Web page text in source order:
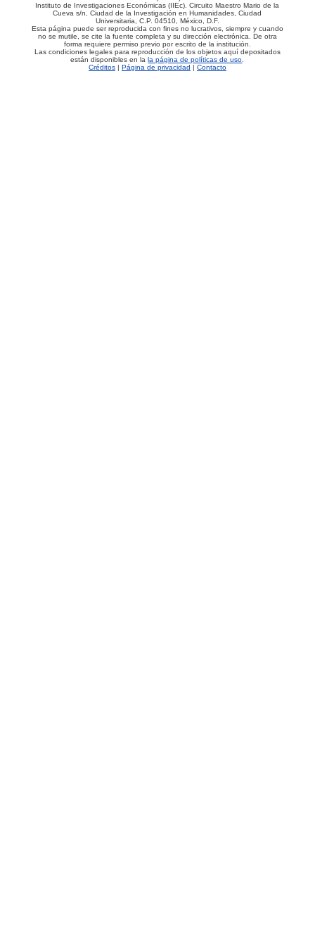
Instituto de Investigaciones Económicas (IIEc). Circuito Maestro Mario de la
Cueva s/n, Ciudad de la Investigación en Humanidades, Ciudad
Universitaria, C.P. 04510, México, D.F.
Esta página puede ser reproducida con fines no lucrativos, siempre y cuando
no se mutile, se cite la fuente completa y su dirección electrónica. De otra
forma requiere permiso previo por escrito de la institución.
Las condiciones legales para reproducción de los objetos aquí depositados
están disponibles en lala página de políticas de uso.
Créditos| Página de privacidad | Contacto